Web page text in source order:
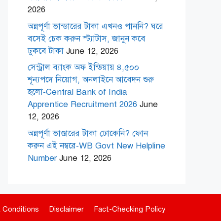
2026
অন্নপূর্ণা ভান্ডারের টাকা এখনও পাননি? ঘরে
বসেই চেক করুন স্ট্যাটাস, জানুন কবে
ঢুকবে টাকা June 12, 2026
সেন্ট্রাল ব্যাংক অফ ইন্ডিয়ায় ৪,৫০০
শূন্যপদে নিয়োগ, অনলাইনে আবেদন শুরু
হলো-Central Bank of India
Apprentice Recruitment 2026 June
12, 2026
অন্নপূর্ণা ভাণ্ডারের টাকা ঢোকেনি? ফোন
করুন এই নম্বরে-WB Govt New Helpline
Number June 12, 2026
Conditions Disclaimer Fact-Checking Policy